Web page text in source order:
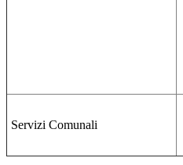
Servizi Comunali